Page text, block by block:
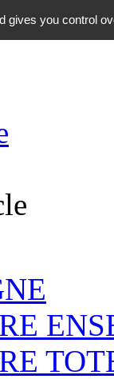
gives you control